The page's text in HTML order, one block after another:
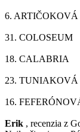
6. ARTIČOKOVÁ
31. COLOSEUM
18. CALABRIA
23. TUNIAKOVÁ
16.
Erik , recenzia z